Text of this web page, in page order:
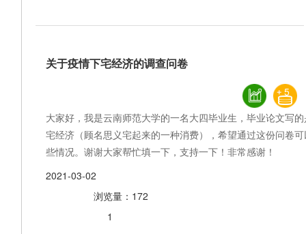
关于疫情下宅经济的调查问卷
5
大家好，我是云南师范大学的一名大四毕业生，毕业论文写
宅经济（顾名思义宅起来的一种消费），希望通过这份问卷
些情况。谢谢大家帮忙填一下，支持一下！非常感谢！
2021-03-02
浏览量：172
1